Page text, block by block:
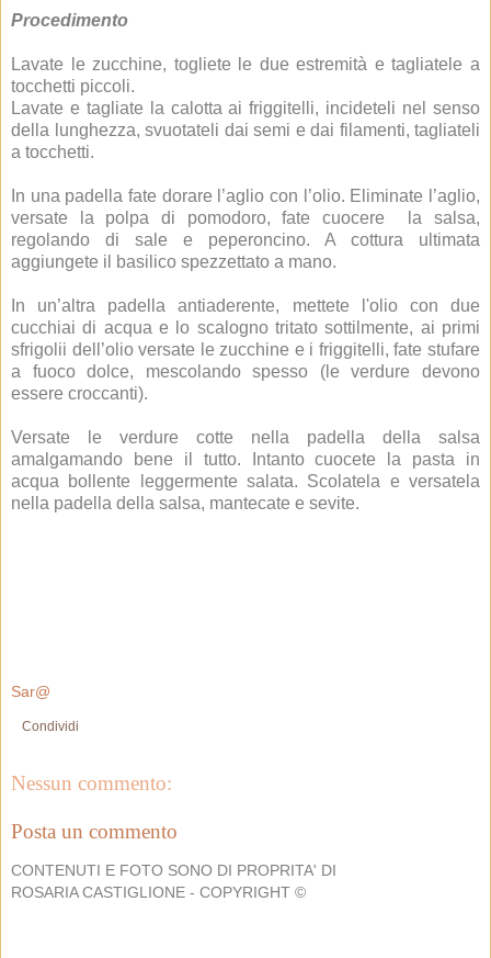
Procedimento
Lavate le zucchine, togliete le due estremità e tagliatele a
tocchetti piccoli.
Lavate e tagliate la calotta ai friggitelli, incideteli nel senso
della lunghezza, svuotateli dai semi e dai filamenti, tagliateli
a tocchetti.
In una padella fate dorare l’aglio con l’olio. Eliminate l’aglio,
versate la polpa di pomodoro, fate cuocere la salsa,
regolando di sale e peperoncino. A cottura ultimata
aggiungete il basilico spezzettato a mano.
In un’altra padella antiaderente, mettete l'olio con due
cucchiai di acqua e lo scalogno tritato sottilmente, ai primi
sfrigolii dell’olio versate le zucchine e i friggitelli, fate stufare
a fuoco dolce, mescolando spesso (le verdure devono
essere croccanti).
Versate le verdure cotte nella padella della salsa
amalgamando bene il tutto. Intanto cuocete la pasta in
acqua bollente leggermente salata. Scolatela e versatela
nella padella della salsa, mantecate e sevite.
Sar@
Condividi
Nessun commento:
Posta un commento
CONTENUTI E FOTO SONO DI PROPRITA' DI
ROSARIA CASTIGLIONE - COPYRIGHT ©